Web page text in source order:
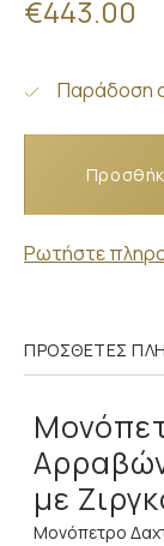
€443.00
Παράδοση
Ρωτήστε
ΠΡΌΣΘΕΤΕΣ
με
Μονόπετρο